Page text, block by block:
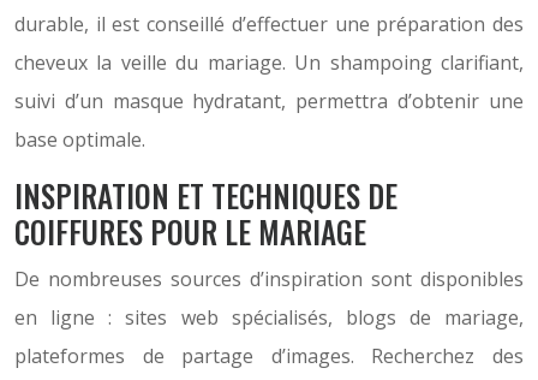
durable, il est conseillé d’effectuer une préparation des
cheveux la veille du mariage. Un shampoing clarifiant,
suivi d’un masque hydratant, permettra d’obtenir une
base optimale.
INSPIRATION ET TECHNIQUES DE
COIFFURES POUR LE MARIAGE
De nombreuses sources d’inspiration sont disponibles
en ligne : sites web spécialisés, blogs de mariage,
plateformes de partage d’images. Recherchez des